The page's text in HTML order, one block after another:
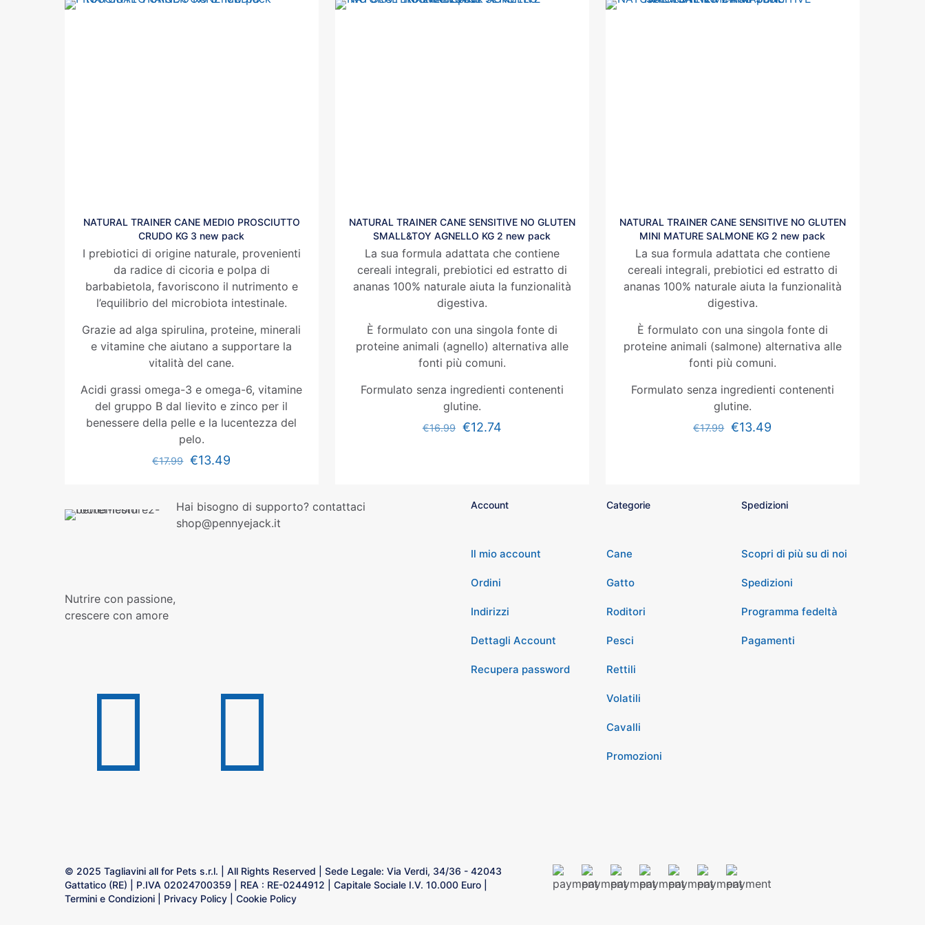
NATURAL TRAINER CANE MEDIO PROSCIUTTO
CRUDO KG 3 new pack
I prebiotici di origine naturale, provenienti
da radice di cicoria e polpa di
barbabietola, favoriscono il nutrimento e
l’equilibrio del microbiota intestinale.
Grazie ad alga spirulina, proteine, minerali
e vitamine che aiutano a supportare la
vitalità del cane.
Acidi grassi omega-3 e omega-6, vitamine
del gruppo B dal lievito e zinco per il
benessere della pelle e la lucentezza del
pelo.
€17.99 €13.49
NATURAL TRAINER CANE SENSITIVE NO GLUTEN
SMALL&TOY AGNELLO KG 2 new pack
La sua formula adattata che contiene
cereali integrali, prebiotici ed estratto di
ananas 100% naturale aiuta la funzionalità
digestiva.
È formulato con una singola fonte di
proteine animali (agnello) alternativa alle
fonti più comuni.
Formulato senza ingredienti contenenti
glutine.
€16.99 €12.74
NATURAL TRAINER CANE SENSITIVE NO GLUTEN
MINI MATURE SALMONE KG 2 new pack
La sua formula adattata che contiene
cereali integrali, prebiotici ed estratto di
ananas 100% naturale aiuta la funzionalità
digestiva.
È formulato con una singola fonte di
proteine animali (salmone) alternativa alle
fonti più comuni.
Formulato senza ingredienti contenenti
glutine.
€17.99 €13.49
Hai bisogno di supporto? contattaci
shop@pennyejack.it
Nutrire con passione,
crescere con amore
Account
Il mio account
Ordini
Indirizzi
Dettagli Account
Recupera password
Categorie
Cane
Gatto
Roditori
Pesci
Rettili
Volatili
Cavalli
Promozioni
Spedizioni
Scopri di più su di noi
Spedizioni
Programma fedeltà
Pagamenti
© 2025 Tagliavini all for Pets s.r.l. | All Rights Reserved | Sede Legale: Via Verdi, 34/36 - 42043
Gattatico (RE) | P.IVA 02024700359 | REA : RE-0244912 | Capitale Sociale I.V. 10.000 Euro |
Termini e Condizioni
Privacy Policy Cookie Policy